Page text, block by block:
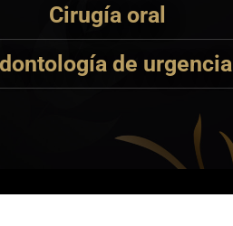
Cirugía oral
de urgencia